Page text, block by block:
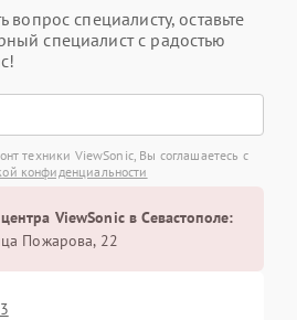
вопрос специалисту, оставьте
специалист с радостью
техники ViewSonic, Вы соглашаетесь с
конфиденциальности
ViewSonic в Севастополе:
Пожарова, 22